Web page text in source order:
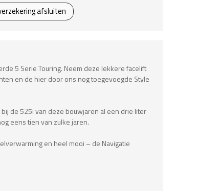
afsluiten
5 Serie Touring. Neem deze lekkere facelift
en de hier door ons nog toegevoegde Style
de 525i van deze bouwjaren al een drie liter
eens tien van zulke jaren.
en heel mooi – de Navigatie